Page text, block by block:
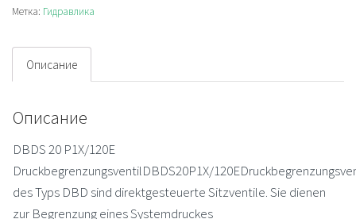
Метка: Гидравлика
Описание
Описание
DBDS 20 P1X/120E
DruckbegrenzungsventilDBDS20P1X/
des Typs DBD sind direktgesteuerte Sitzventile. Sie dienen
zur Begrenzung eines Systemdruckes